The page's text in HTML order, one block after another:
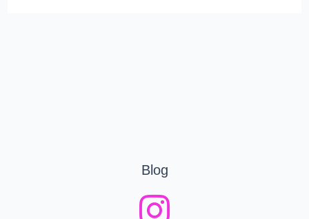
Blog